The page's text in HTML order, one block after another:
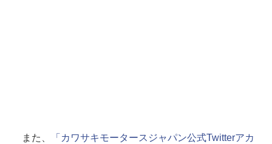
また、
「カワサキモータースジャパン公式Twitterアカ